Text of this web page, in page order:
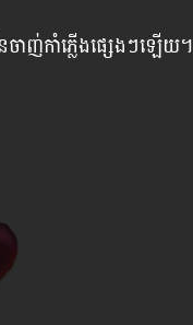
ចាញ់កាំភ្លើងផ្សេងៗឡើយ។